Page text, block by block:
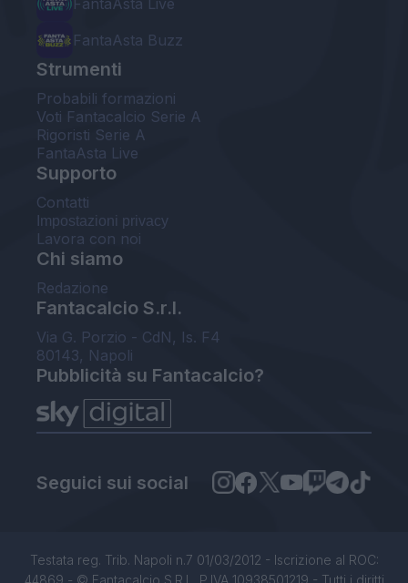
FantaAsta Buzz
Strumenti
Probabili formazioni
Voti Fantacalcio Serie A
Rigoristi Serie A
FantaAsta Live
Supporto
Contatti
Impostazioni privacy
Lavora con noi
Chi siamo
Redazione
Fantacalcio S.r.l.
Via G. Porzio - CdN, Is. F4
80143, Napoli
Pubblicità su Fantacalcio?
Seguici sui social
Testata reg. Trib. Napoli n.7 01/03/2012 - Iscrizione al ROC:
44869 - © Fantacalcio S.R.L. P.IVA 10938501219 - Tutti i diritti